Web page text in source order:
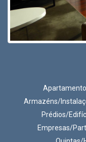
Armazéns/
Prédios/
Empresas/